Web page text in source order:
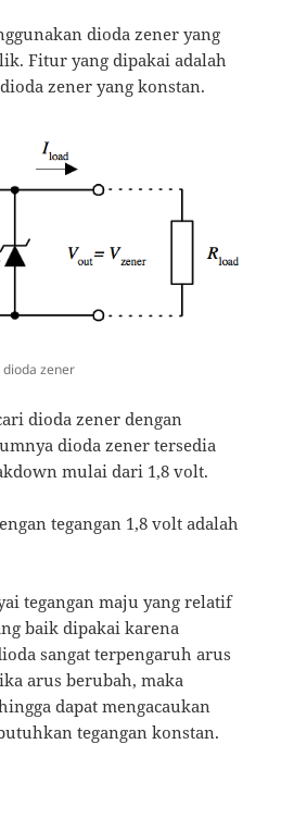
dioda zener yang
Fitur yang dipakai adalah
zener yang konstan.
zener
dioda zener dengan
dioda zener tersedia
mulai dari 1,8 volt.
tegangan 1,8 volt adalah
tegangan maju yang relatif
baik dipakai karena
sangat terpengaruh arus
arus berubah, maka
dapat mengacaukan
tegangan konstan.